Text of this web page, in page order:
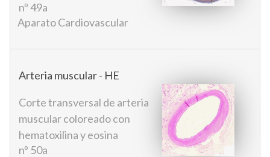
nº 49a
Aparato Cardiovascular
Arteria muscular - HE
Corte transversal de arteria
muscular coloreado con
hematoxilina y eosina
nº 50a